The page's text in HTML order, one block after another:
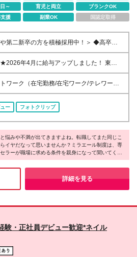
～ 育児と両立
ブランクOK
援 副業OK 国認定取得
第二新卒の方を積極採用中！＞ ◆高卒以
験・社会人経験がない方大歓迎 ◆初めて
第二新卒の方大歓迎 ◆転職回数不問 ◆20代
でのスキルや経験より 「やってみたい！」
ちを大切にしています！
★2026年4月に給与アップしました！ 東
円～ 神奈川 20万2000円～ 大阪/埼玉 19
千葉 19万6000円～ 愛知 19万2000円～
万2500円～ 滋賀/群馬 18万1500円～ 三
6000円～ 香川 17万5000円～ 北海道 17万
新潟 17万3500円～ 福島 16万9500円～ 山
万8500円～ 熊本 16万5500円～ 長崎 16万
エリア/東京・神奈川・千葉・埼玉・名古
京都・兵庫 ・札幌・仙台・静岡・福岡 試
ワーク（在宅勤務/在宅ワーク/テレワー
東京都内（渋谷、六本木、丸の内、新宿、
袋、品川、秋葉原など）、神奈川、千葉、
道、仙台、福島、新潟、栃木、群馬、つく
富山、静岡、名古屋、金沢、岐阜、三重、
、大阪、神戸、奈良、広島、岡山、香川、
、福岡、熊本、長崎、鹿児島の当社取引先
ンス！ ◆転勤な
ら通える範囲で希望を考慮して決定 ◆キレ
属先によって異なります 【勤務地エリ
】 東京都……23区内メイン 神奈川県……横
・本町・難波 など 兵庫県……神戸市メ
ノ宮 など 福岡県……博多・天神 など
ー フォトクリップ
悩みや不満が出てきますよね。転職してまた同じこ
イヤだなって思いませんか？ミラエール制度は、専
ラーが職場に求める条件を親身になって聞いてくれ
社してからじゃないとわからないことに悩まされる
りそうですね。女性が長く働くために必要な要素が
だと感じました！
詳細を見る
験・正社員デビュー歓迎*ネイル